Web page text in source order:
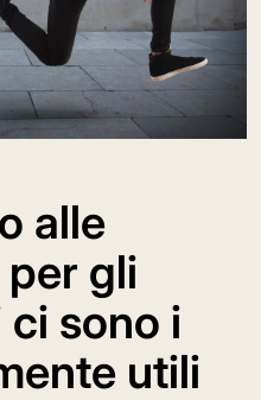
alle
gli
sono i
utili